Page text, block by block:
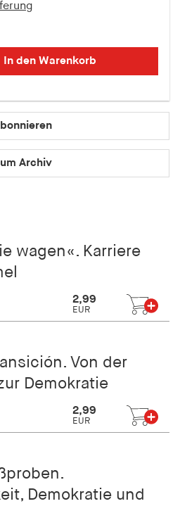
In den Warenkorb
Archiv
wagen«. Karriere
2,99
EUR
Von der
Demokratie
2,99
EUR
Demokratie und